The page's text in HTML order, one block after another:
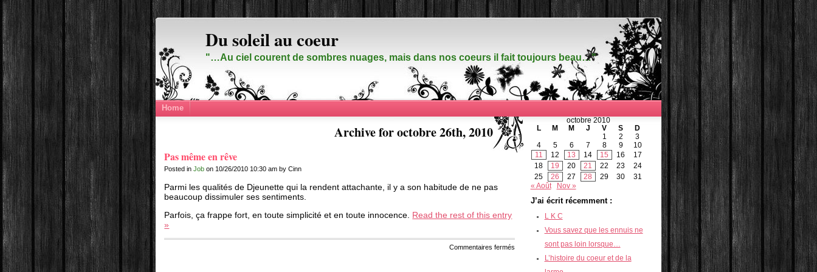
Du soleil au coeur
"…Au ciel courent de sombres nuages, mais dans nos coeurs il fait toujours beau…"
Home
Archive for octobre 26th, 2010
Pas même en rêve
Posted inJob on 10/26/2010 10:30 am by Cinn
Parmi les qualités de Djeunette qui la rendent attachante, il y a son habitude de ne pas
beaucoup dissimuler ses sentiments.
Parfois, ça frappe fort, en toute simplicité et en toute innocence. Read the rest of this entry
»
Commentaires ferméssur
octobre 2010
L
M M J V S
D
1
2
3
4
5 6 7 8 9
10
11
12 13 14 15 16
17
18
19 20 21 22 23
24
25
26 27 28 29 30
31
« Août
Nov »
J’ai écrit récemment :
L K C
Vous savez que les ennuis ne
sont pas loin lorsque…
L’histoire du coeur et de la